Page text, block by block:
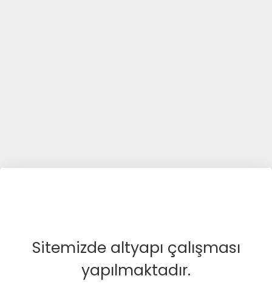
Sitemizde altyapı çalışması
yapılmaktadır.